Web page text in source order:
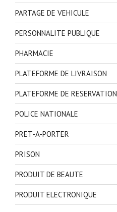
PARTAGE DE VEHICULE
PERSONNALITE PUBLIQUE
PHARMACIE
PLATEFORME DE LIVRAISON
PLATEFORME DE RESERVATION
POLICE NATIONALE
PRET-A-PORTER
PRISON
PRODUIT DE BEAUTE
PRODUIT ELECTRONIQUE